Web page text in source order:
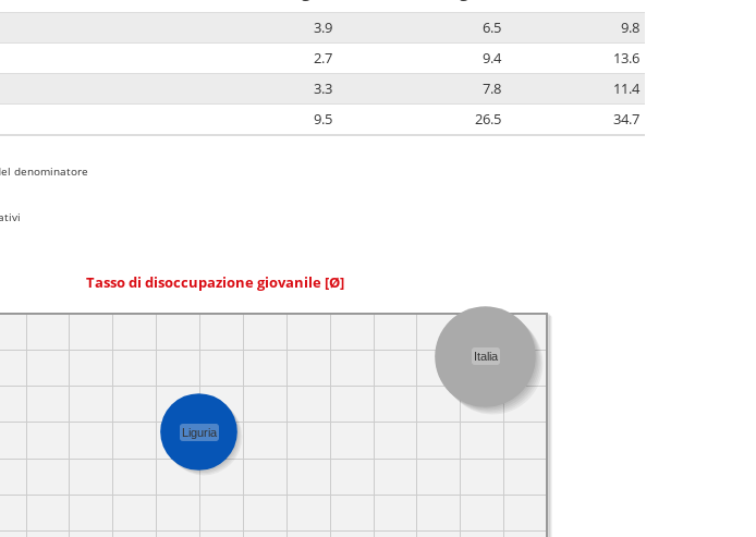
3.9 6.5
9.8
2.7 9.4
13.6
3.3 7.8
11.4
9.5 26.5 34.7
denominatore
Tasso di disoccupazione giovanile [Ø]
Italia
Liguria